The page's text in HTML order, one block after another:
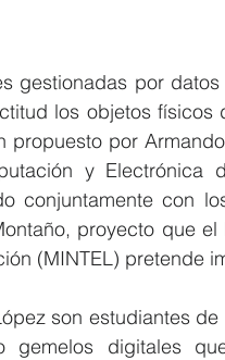
gestionadas por
los objetos
propuesto por
y Electrónica
conjuntamente con
proyecto que
(MINTEL) pretende
son estudiantes
gemelos digitales